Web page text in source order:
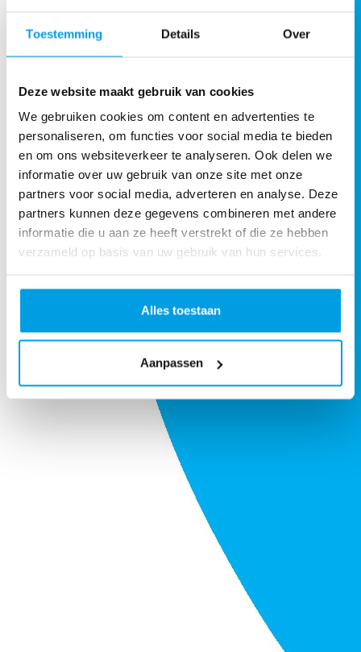
Toestemming Details Over
Deze website maakt gebruik van cookies
We gebruiken cookies om content en advertenties te
personaliseren, om functies voor social media te bieden
en om ons websiteverkeer te analyseren. Ook delen we
informatie over uw gebruik van onze site met onze
partners voor social media, adverteren en analyse. Deze
partners kunnen deze gegevens combineren met andere
informatie die u aan ze heeft verstrekt of die ze hebben
verzameld op basis van uw gebruik van hun services.
Alles toestaan
Aanpassen